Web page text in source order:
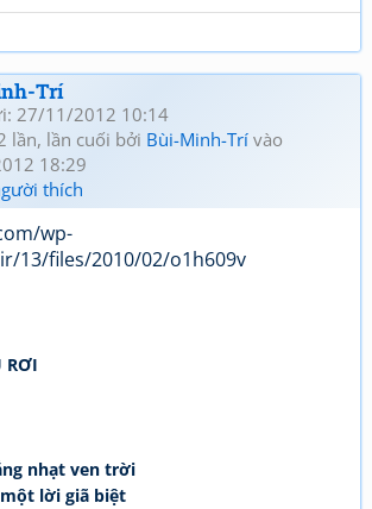
Trí
27/11/2012 10:14
lần, lần cuối bởi Bùi-Minh-Trí vào
18:29
thích
RƠI
nhạt ven trời
lời giã biệt